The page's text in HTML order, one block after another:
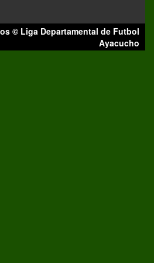
© Liga Departamental de Futbol
Ayacucho